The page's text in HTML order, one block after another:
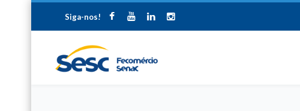
Siga-nos!